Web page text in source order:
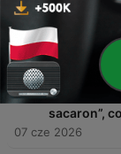
171 - Las
que eres
14 cze 2026
170 - "Yo no salí
sacaron”,
07 cze 2026